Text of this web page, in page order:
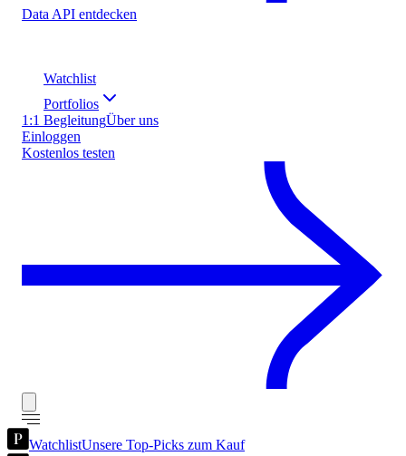
Data API entdecken
Watchlist
Portfolios
1:1 BegleitungÜber uns
Einloggen
Kostenlos testen
WatchlistUnsere Top-Picks zum Kauf